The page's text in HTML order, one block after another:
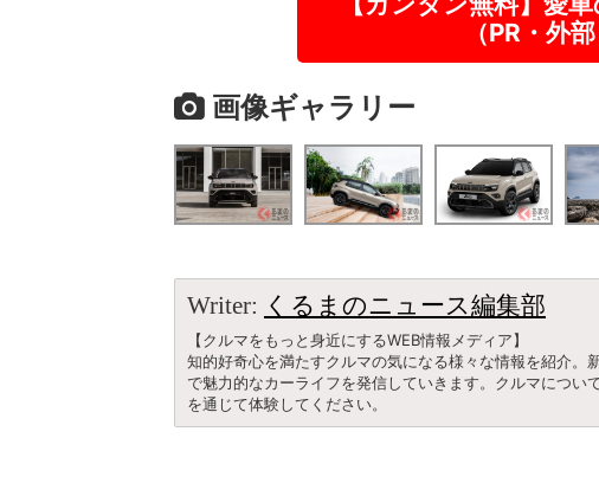
（PR・外
画像ギャラリー
Writer: くるまのニュース編集部
【クルマをもっと身近にするWEB情報メディア】
知的好奇心を満たすクルマの気になる様々な情報を紹介。
で魅力的なカーライフを発信していきます。クルマについ
を通じて体験してください。